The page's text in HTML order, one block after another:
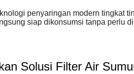
penyaringan modern tingkat
siap dikonsumsi tanpa perlu
Solusi Filter Air